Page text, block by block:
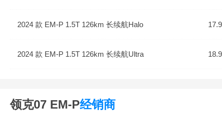
2024 款 EM-P 1.5T 126km 长续航Halo
2024 款 EM-P 1.5T 126km 长续航Ultra
领克07 EM-P经销商